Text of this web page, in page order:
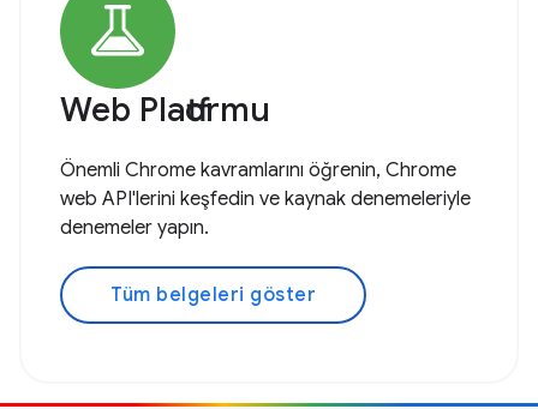
Web Platformu
Önemli Chrome kavramlarını öğrenin, Chrome
web API'lerini keşfedin ve kaynak denemeleriyle
denemeler yapın.
Tüm belgeleri göster